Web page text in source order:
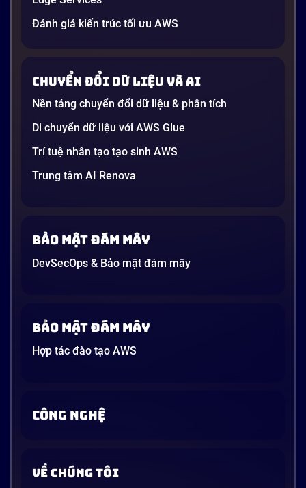
Đánh giá kiến trúc tối ưu AWS
Chuyển đổi dữ liệu và AI
Nền tảng chuyển đổi dữ liệu & phân tích
Di chuyển dữ liệu với AWS Glue
Trí tuệ nhân tạo tạo sinh AWS
Trung tâm AI Renova
Bảo mật đám mây
DevSecOps & Bảo mật đám mây
Bảo mật đám mây
Hợp tác đào tạo AWS
CÔNG NGHỆ
VỀ CHÚNG TÔI